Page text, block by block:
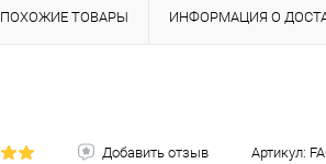
ПОХОЖИЕ ТОВАРЫ ИНФОРМАЦИЯ О
Добавить отзыв Артикул: